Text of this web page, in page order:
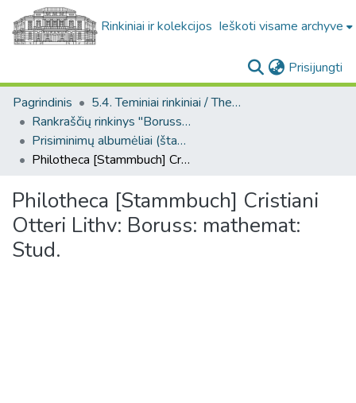
Rinkiniai ir kolekcijos Ieškoti visame archyve
Prisijungti
Pagrindinis
5.4. Teminiai rinkiniai / Thematic collections
Rankraščių rinkinys "Borussica". F15
Prisiminimų albumėliai (štambuchai) (Rankraščių rinkinys "Borussica". F15)
Philotheca [Stammbuch] Cristiani Otteri Lithv: Boruss: mathemat: Stud.
Philotheca [Stammbuch] Cristiani
Otteri Lithv: Boruss: mathemat:
Stud.